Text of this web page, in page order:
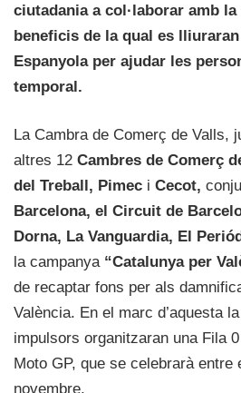
ciutadania a col·laborar amb
beneficis de la qual es
Espanyola per ajudar les
temporal.
La Cambra de Comerç de Valls,
altres 12 Cambres de Comerç
del Treball, Pimec i Cecot,
Barcelona, el Circuit de
Dorna, La Vanguardia, El
la campanya “Catalunya per
de recaptar fons per als
València. En el marc d’aquesta
impulsors organitzaran una Fila
Moto GP, que se celebrarà entre
novembre.